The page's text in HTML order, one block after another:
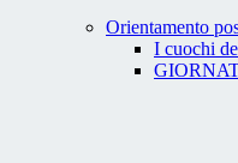
Orientamento
I cuochi